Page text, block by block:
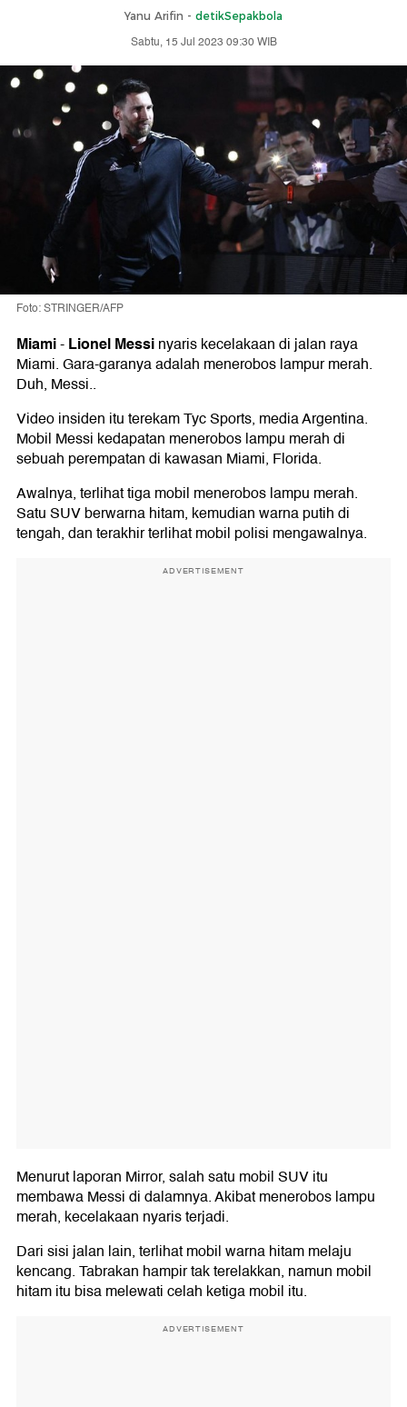
Yanu Arifin - detikSepakbola
Sabtu, 15 Jul 2023 09:30 WIB
Foto: STRINGER/AFP
Miami-Lionel Messinyaris kecelakaan di jalan raya
Miami. Gara-garanya adalah menerobos lampur merah.
Duh, Messi..
Video insiden itu terekam Tyc Sports, media Argentina.
Mobil Messi kedapatan menerobos lampu merah di
sebuah perempatan di kawasan Miami, Florida.
Awalnya, terlihat tiga mobil menerobos lampu merah.
Satu SUV berwarna hitam, kemudian warna putih di
tengah, dan terakhir terlihat mobil polisi mengawalnya.
ADVERTISEMENT
Menurut laporan Mirror, salah satu mobil SUV itu
membawa Messi di dalamnya. Akibat menerobos lampu
merah, kecelakaan nyaris terjadi.
Dari sisi jalan lain, terlihat mobil warna hitam melaju
kencang. Tabrakan hampir tak terelakkan, namun mobil
hitam itu bisa melewati celah ketiga mobil itu.
ADVERTISEMENT